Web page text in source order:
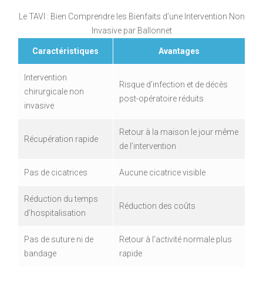
Le TAVI : Bien Comprendre les Bienfaits d’une Intervention Non
Invasive par Ballonnet
Caractéristiques Avantages
Intervention
chirurgicale non
invasive
Risque d’infection et de décès
post-opératoire réduits
Récupération rapide
Retour à la maison le jour même
de l’intervention
Pas de cicatrices Aucune cicatrice visible
Réduction du temps
d’hospitalisation
Réduction des coûts
Pas de suture ni de
bandage
Retour à l’activité normale plus
rapide